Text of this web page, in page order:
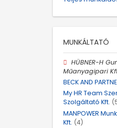
MUNKÁLTATÓ
HÜBNER-H
Műanyagipari
BECK AND
My HR Team
Szolgáltató Kft.
MANPOWER
Kft. (4)